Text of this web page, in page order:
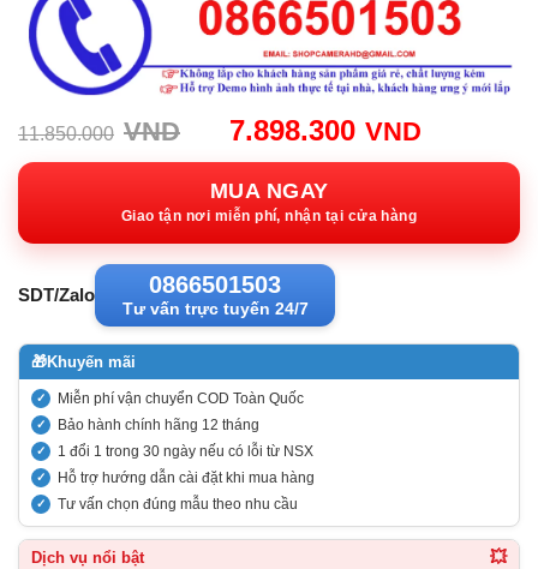
11.850.000 VND
Giá
gốc:
11.850.000VND.
7.898.300 VND
hiện
MUA NGAY
Giao tận nơi miễn phí, nhận tại cửa hàng
SDT/Zalo 0866501503
Tư vấn trực tuyến 24/7
🎁Khuyến mãi
Miễn phí vận chuyển COD Toàn Quốc
Bảo hành chính hãng 12 tháng
1 đổi 1 trong 30 ngày nếu có lỗi từ NSX
Hỗ trợ hướng dẫn cài đặt khi mua hàng
Tư vấn chọn đúng mẫu theo nhu cầu
Dịch vụ nổi bật 💥